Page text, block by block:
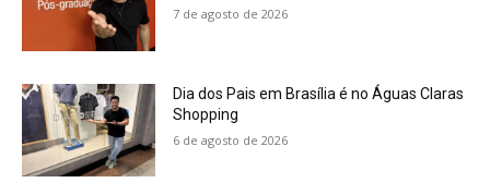
7 de agosto de 2026
Dia dos Pais em Brasília é no Águas Claras
Shopping
6 de agosto de 2026